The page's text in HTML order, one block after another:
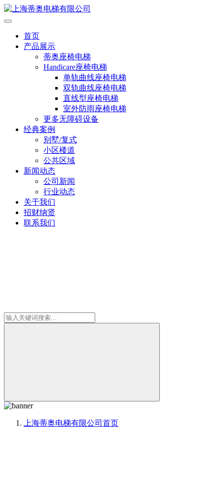
首页
产品展示
蒂奥座椅电梯
Handicare座椅电梯
单轨曲线座椅电梯
双轨曲线座椅电梯
直线型座椅电梯
室外防雨座椅电梯
更多无障碍设备
经典案例
别墅/复式
小区楼道
公共区域
新闻动态
公司新闻
行业动态
关于我们
招财纳贤
联系我们
上海蒂奥电梯有限公司 首页